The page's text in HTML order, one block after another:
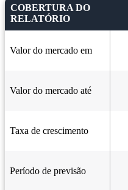
COBERTURA DO
RELATÓRIO
Valor do mercado em
Valor do mercado até
Taxa de crescimento
Período de previsão